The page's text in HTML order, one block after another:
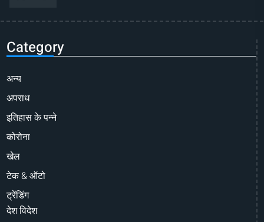
Category
अन्य
अपराध
इतिहास के पन्ने
कोरोना
खेल
टेक & ऑटो
ट्रेंडिंग
देश विदेश